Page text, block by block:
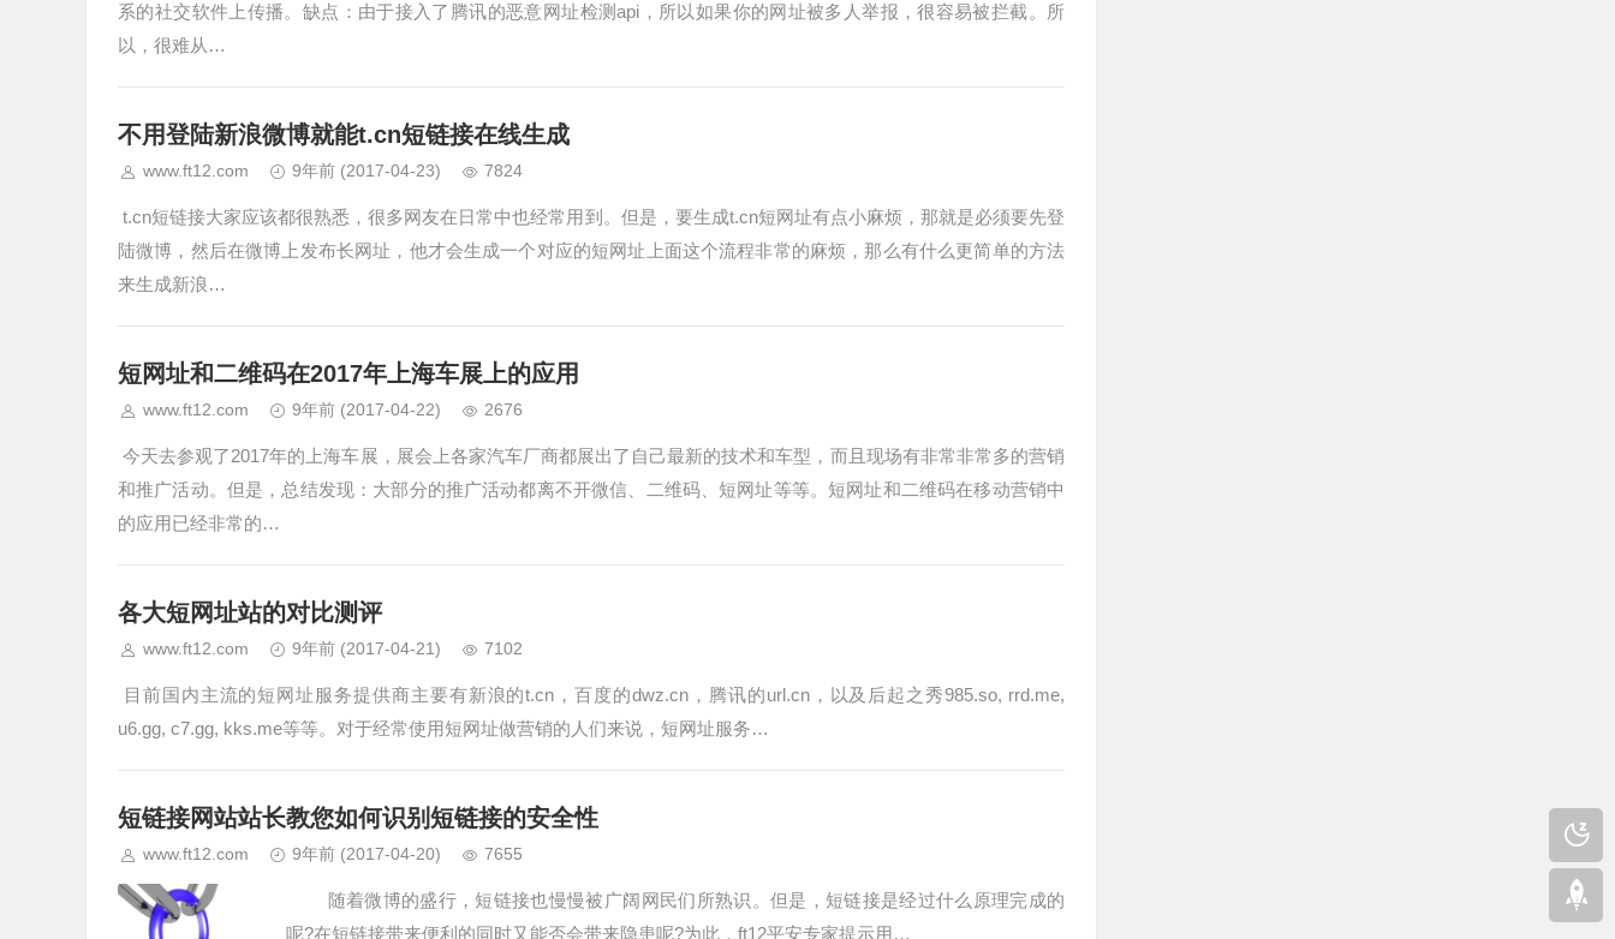
系的社交软件上传播。缺点：由于接入了腾讯的恶意网址检测api，所以如果你的网址被多人举报，很容易被拦截。所
以，很难从…
不用登陆新浪微博就能t.cn短链接在线生成
www.ft12.com 9年前 (2017-04-23) 7824
t.cn短链接大家应该都很熟悉，很多网友在日常中也经常用到。但是，要生成t.cn短网址有点小麻烦，那就是必须要先登
陆微博，然后在微博上发布长网址，他才会生成一个对应的短网址上面这个流程非常的麻烦，那么有什么更简单的方法
来生成新浪…
短网址和二维码在2017年上海车展上的应用
www.ft12.com 9年前 (2017-04-22) 2676
今天去参观了2017年的上海车展，展会上各家汽车厂商都展出了自己最新的技术和车型，而且现场有非常非常多的营销
和推广活动。但是，总结发现：大部分的推广活动都离不开微信、二维码、短网址等等。短网址和二维码在移动营销中
的应用已经非常的…
各大短网址站的对比测评
www.ft12.com 9年前 (2017-04-21) 7102
目前国内主流的短网址服务提供商主要有新浪的t.cn，百度的dwz.cn，腾讯的url.cn，以及后起之秀985.so, rrd.me,
u6.gg, c7.gg, kks.me等等。对于经常使用短网址做营销的人们来说，短网址服务…
短链接网站站长教您如何识别短链接的安全性
www.ft12.com 9年前 (2017-04-20) 7655
随着微博的盛行，短链接也慢慢被广阔网民们所熟识。但是，短链接是经过什么原理完成的
呢?在短链接带来便利的同时又能否会带来隐患呢?为此，ft12平安专家提示用…